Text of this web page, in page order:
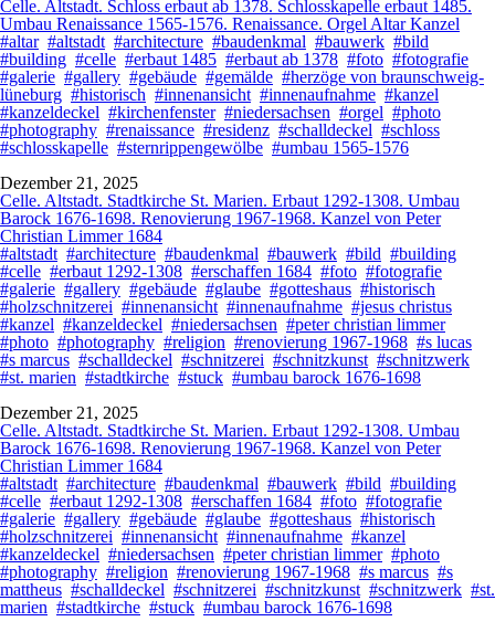
Celle. Altstadt. Schloss erbaut ab 1378. Schlosskapelle erbaut 1485.
Umbau Renaissance 1565-1576. Renaissance. Orgel Altar Kanzel
#altar #altstadt #architecture #baudenkmal #bauwerk #bild
#building #celle #erbaut 1485 #erbaut ab 1378 #foto #fotografie
#galerie #gallery #gebäude #gemälde #herzöge von braunschweig-
lüneburg #historisch #innenansicht #innenaufnahme #kanzel
#kanzeldeckel #kirchenfenster #niedersachsen #orgel #photo
#photography #renaissance #residenz #schalldeckel #schloss
#schlosskapelle #sternrippengewölbe #umbau 1565-1576
Dezember 21, 2025
Celle. Altstadt. Stadtkirche St. Marien. Erbaut 1292-1308. Umbau
Barock 1676-1698. Renovierung 1967-1968. Kanzel von Peter
Christian Limmer 1684
#altstadt #architecture #baudenkmal #bauwerk #bild #building
#celle #erbaut 1292-1308 #erschaffen 1684 #foto #fotografie
#galerie #gallery #gebäude #glaube #gotteshaus #historisch
#holzschnitzerei #innenansicht #innenaufnahme #jesus christus
#kanzel #kanzeldeckel #niedersachsen #peter christian limmer
#photo #photography #religion #renovierung 1967-1968 #s lucas
#s marcus #schalldeckel #schnitzerei #schnitzkunst #schnitzwerk
#st. marien #stadtkirche #stuck #umbau barock 1676-1698
Dezember 21, 2025
Celle. Altstadt. Stadtkirche St. Marien. Erbaut 1292-1308. Umbau
Barock 1676-1698. Renovierung 1967-1968. Kanzel von Peter
Christian Limmer 1684
#altstadt #architecture #baudenkmal #bauwerk #bild #building
#celle #erbaut 1292-1308 #erschaffen 1684 #foto #fotografie
#galerie #gallery #gebäude #glaube #gotteshaus #historisch
#holzschnitzerei #innenansicht #innenaufnahme #kanzel
#kanzeldeckel #niedersachsen #peter christian limmer #photo
#photography #religion #renovierung 1967-1968 #s marcus #s
mattheus #schalldeckel #schnitzerei #schnitzkunst #schnitzwerk #st.
marien #stadtkirche #stuck #umbau barock 1676-1698